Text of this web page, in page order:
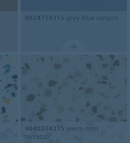
90247T4315 grey blue canyon
90403T4315 warm mini
terrazzo